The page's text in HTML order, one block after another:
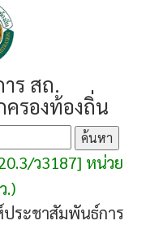
ร สถ.
ครองท้องถิ่น
ว3187] หน่วย
.)
ประชาสัมพันธ์การ